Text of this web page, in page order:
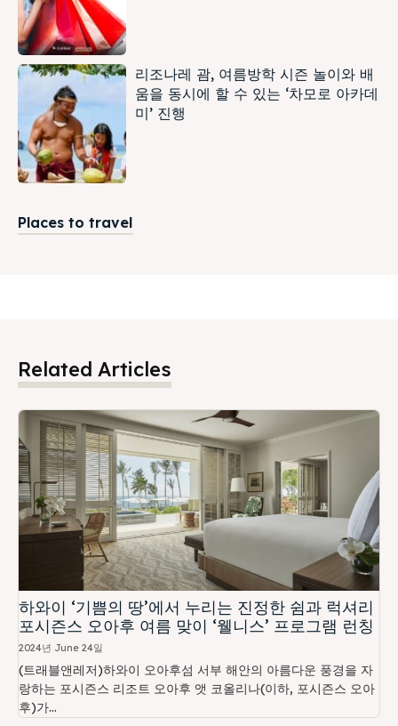
리조나레 괌, 여름방학 시즌 놀이와 배
움을 동시에 할 수 있는 ‘차모로 아카데
미’ 진행
Places to travel
Related Articles
하와이 ‘기쁨의 땅’에서 누리는 진정한 쉼과 럭셔리
포시즌스 오아후 여름 맞이 ‘웰니스’ 프로그램 런칭
2024년 June 24일
(트래블앤레저)하와이 오아후섬 서부 해안의 아름다운 풍경을 자
랑하는 포시즌스 리조트 오아후 앳 코올리나(이하, 포시즌스 오아
후)가...